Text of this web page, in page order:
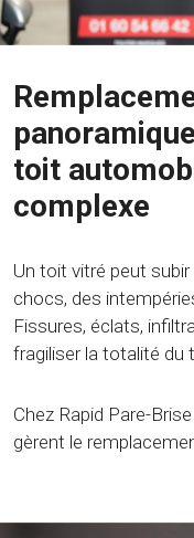
toit
complexe
Un toit vitré peut
chocs, des
Fissures, éclats,
fragiliser la totalité
Chez Rapid Pare-
gèrent le